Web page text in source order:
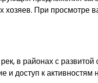
При просмотре
в районах с развитой
и доступ к активностям